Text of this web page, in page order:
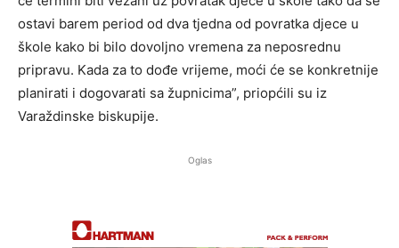
ostavi barem period od dva tjedna od povratka djece u
škole kako bi bilo dovoljno vremena za neposrednu
pripravu. Kada za to dođe vrijeme, moći će se konkretnije
planirati i dogovarati sa župnicima”, priopćili su iz
Varaždinske biskupije.
Oglas